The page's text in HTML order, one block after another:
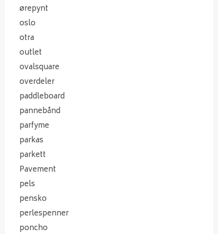
ørepynt
oslo
otra
outlet
ovalsquare
overdeler
paddleboard
pannebånd
parfyme
parkas
parkett
Pavement
pels
pensko
perlespenner
poncho